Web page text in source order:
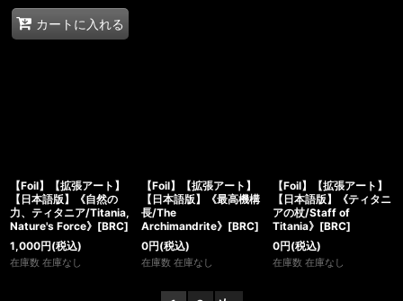
カートに入れる
【Foil】【拡張アート】
【日本語版】《自然の
力、ティタニア/Titania,
Nature's Force》[BRC]
1,000円(税込)
在庫数 在庫なし
【Foil】【拡張アート】
【日本語版】《最高機構
長/The
Archimandrite》[BRC]
0円(税込)
在庫数 在庫なし
【Foil】【拡張アート】
【日本語版】《ティタニ
アの杖/Staff of
Titania》[BRC]
0円(税込)
在庫数 在庫なし